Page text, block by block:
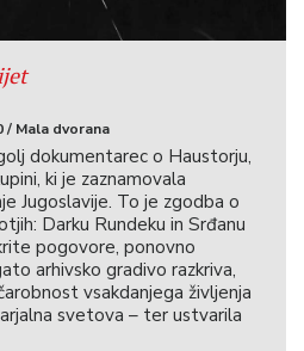
/ Mala dvorana
dokumentarec o Haustorju,
ki je zaznamovala
Jugoslavije. To je zgodba o
Darku Rundeku in Srđanu
pogovore, ponovno
arhivsko gradivo razkriva,
vsakdanjega življenja
svetova – ter ustvarila